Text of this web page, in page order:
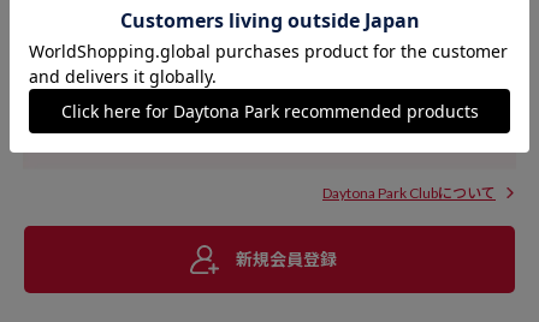
Daytona Park Clubについて
新規会員登録